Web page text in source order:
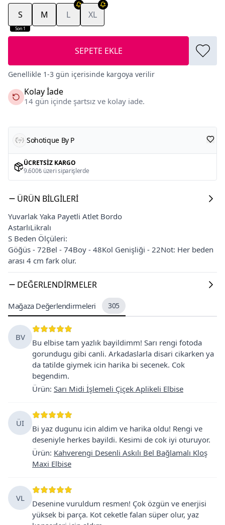
Son 1
S M L XL
SEPETE EKLE
Genellikle 1-3 gün içerisinde kargoya verilir
Kolay İade
14 gün içinde şartsız ve kolay iade.
Sohotique By P
ÜCRETSIZ KARGO
9.600₺ üzeri siparişlerde
ÜRÜN BILGILERI
Yuvarlak Yaka Payetli Atlet Bordo
AstarlıLikralı
S Beden Ölçüleri:
Göğüs - 72Bel - 74Boy - 48Kol Genişliği - 22Not: Her beden
arası 4 cm fark olur.
DEĞERLENDIRMELER
Mağaza Değerlendirmeleri 305
BV
Bu elbise tam yazlık bayildimm! Sarı rengi fotoda
gorundugu gibi canli. Arkadaslarla disari cikarken ya
da tatilde giymek icin harika bi secenek. Cok
begendim.
Ürün: Sarı Midi İşlemeli Çiçek Aplikeli Elbise
ÜI
Bi yaz dugunu icin aldim ve harika oldu! Rengi ve
deseniyle herkes bayildi. Kesimi de cok iyi oturuyor.
Ürün: Kahverengi Desenli Askılı Bel Bağlamalı Kloş
Maxi Elbise
VL
Desenine vuruldum resmen! Çok özgün ve enerjisi
yüksek bi parça. Kot ceketle falan süper olur, yaz